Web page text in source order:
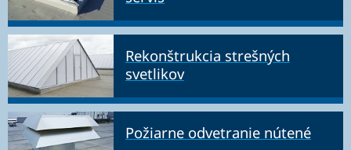
Rekonštrukcia strešných
svetlikov
Požiarne odvetranie nútené